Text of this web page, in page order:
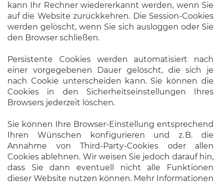
kann Ihr Rechner wiedererkannt werden, wenn Sie
auf die Website zurückkehren. Die Session-Cookies
werden gelöscht, wenn Sie sich ausloggen oder Sie
den Browser schließen.
Persistente Cookies werden automatisiert nach
einer vorgegebenen Dauer gelöscht, die sich je
nach Cookie unterscheiden kann. Sie können die
Cookies in den Sicherheitseinstellungen Ihres
Browsers jederzeit löschen.
Sie können Ihre Browser-Einstellung entsprechend
Ihren Wünschen konfigurieren und z. B. die
Annahme von Third-Party-Cookies oder allen
Cookies ablehnen. Wir weisen Sie jedoch darauf hin,
dass Sie dann eventuell nicht alle Funktionen
dieser Website nutzen können. Mehr Informationen